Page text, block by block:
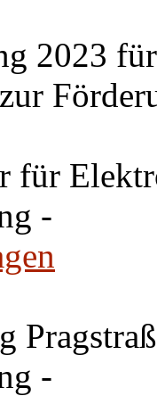
2023
für
-
-